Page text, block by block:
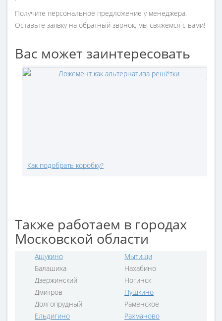
Получите персональное предложение у менеджера.
Оставьте заявку на обратный звонок, мы свяжемся с вами!
Вас может заинтересовать
Как подобрать коробку?
Также работаем в городах
Московской области
Ашукино
Балашиха
Дзержинский
Дмитров
Долгопрудный
Ельдигино
Мытищи
Нахабино
Ногинск
Пушкино
Раменское
Рахманово